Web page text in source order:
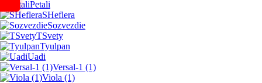
Petali
SHeflera
Sozvezdie
TSvety
Tyulpan
Uadi
Versal-1 (1)
Viola (1)